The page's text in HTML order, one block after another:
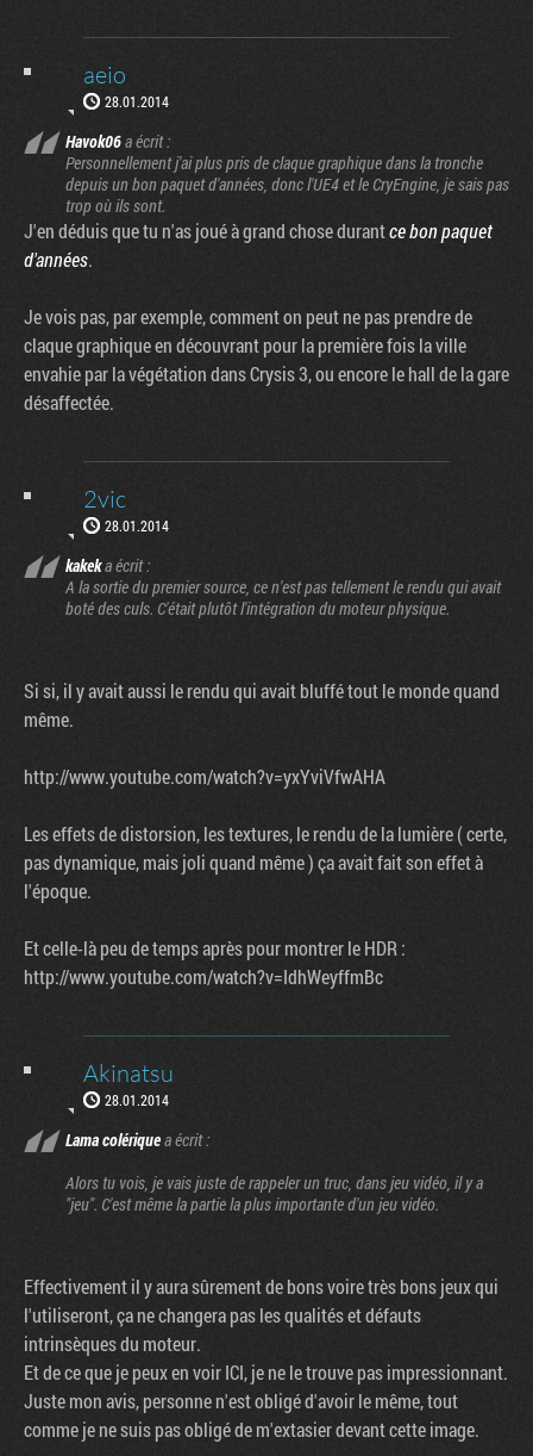
aeio
28.01.2014
Havok06a écrit :
Personnellement j'ai plus pris de claque graphique dans la tronche
depuis un bon paquet d'années, donc l'UE4 et le CryEngine, je sais pas
trop où ils sont.
J'en déduis que tu n'as joué à grand chose durantce bon paquet
d'années.
Je vois pas, par exemple, comment on peut ne pas prendre de
claque graphique en découvrant pour la première fois la ville
envahie par la végétation dans Crysis 3, ou encore le hall de la gare
désaffectée.
2vic
28.01.2014
kakeka écrit :
A la sortie du premier source, ce n'est pas tellement le rendu qui avait
boté des culs. C'était plutôt l'intégration du moteur physique.
Si si, il y avait aussi le rendu qui avait bluffé tout le monde quand
même.
http://www.youtube.com/watch?v=yxYviVfwAHA
Les effets de distorsion, les textures, le rendu de la lumière ( certe,
pas dynamique, mais joli quand même ) ça avait fait son effet à
l'époque.
Et celle-là peu de temps après pour montrer le HDR :
http://www.youtube.com/watch?v=IdhWeyffmBc
Akinatsu
28.01.2014
Lama colériquea écrit :
Alors tu vois, je vais juste de rappeler un truc, dans jeu vidéo, il y a
"jeu". C'est même la partie la plus importante d'un jeu vidéo.
Effectivement il y aura sûrement de bons voire très bons jeux qui
l'utiliseront, ça ne changera pas les qualités et défauts
intrinsèques du moteur.
Et de ce que je peux en voir ICI, je ne le trouve pas impressionnant.
Juste mon avis, personne n'est obligé d'avoir le même, tout
comme je ne suis pas obligé de m'extasier devant cette image.